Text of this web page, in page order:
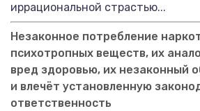
иррациональной страстью...
Незаконное потребление
психотропных веществ, их
вред здоровью, их незаконный
и влечёт установленную
ответственность